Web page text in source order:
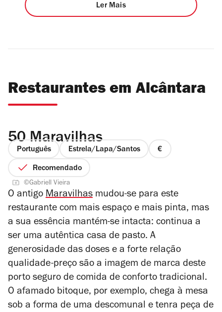
Ler Mais
Restaurantes em Alcântara
50 Maravilhas
Português Estrela/Lapa/Santos
preço
4
Recomendado
©Gabriell Vieira
O antigo Maravilhas mudou-se para este
restaurante com mais espaço e mais pinta, mas
a sua essência mantém-se intacta: continua a
ser uma autêntica casa de pasto. A
generosidade das doses e a forte relação
qualidade-preço são a imagem de marca deste
porto seguro de comida de conforto tradicional.
O afamado bitoque, por exemplo, chega à mesa
sob a forma de uma descomunal e tenra peça de